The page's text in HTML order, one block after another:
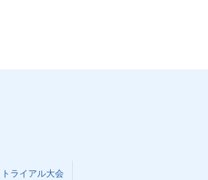
トライアル大会